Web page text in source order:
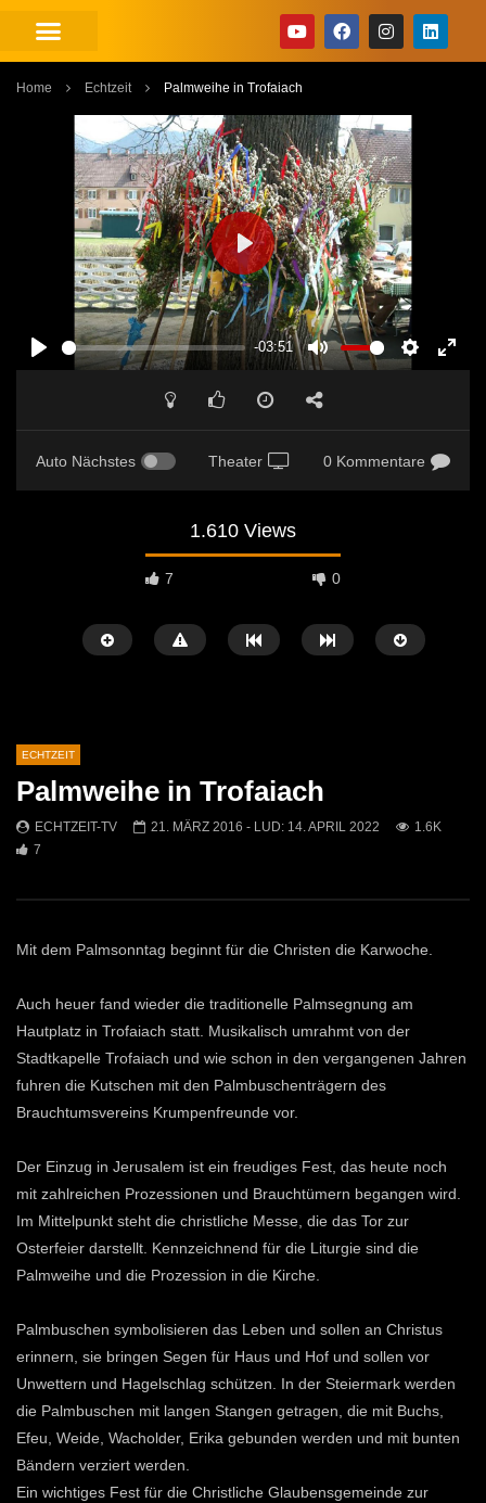
Home Echtzeit Palmweihe in Trofaiach
PLAY
-03:51
MUTE SETTINGS
PLAY
Auto Nächstes Theater 0 Kommentare
1.610 Views
7 0
„Spirituelle Reise“ Vocalensemble
ECHTZEIT-TV
18. NOVEMBER 2024
ECHTZEIT-TV
12.
ECHTZEIT
Palmweihe in Trofaiach
ECHTZEIT-TV 21. MÄRZ 2016 - LUD: 14. APRIL 2022
1.6K
7
Mit dem Palmsonntag beginnt für die Christen die Karwoche.
Auch heuer fand wieder die traditionelle Palmsegnung am
Hautplatz in Trofaiach statt. Musikalisch umrahmt von der
Stadtkapelle Trofaiach und wie schon in den vergangenen Jahren
fuhren die Kutschen mit den Palmbuschenträgern des
Brauchtumsvereins Krumpenfreunde vor.
Der Einzug in Jerusalem ist ein freudiges Fest, das heute noch
mit zahlreichen Prozessionen und Brauchtümern begangen wird.
Im Mittelpunkt steht die christliche Messe, die das Tor zur
Osterfeier darstellt. Kennzeichnend für die Liturgie sind die
Palmweihe und die Prozession in die Kirche.
Palmbuschen symbolisieren das Leben und sollen an Christus
erinnern, sie bringen Segen für Haus und Hof und sollen vor
Unwettern und Hagelschlag schützen. In der Steiermark werden
die Palmbuschen mit langen Stangen getragen, die mit Buchs,
Efeu, Weide, Wacholder, Erika gebunden werden und mit bunten
Bändern verziert werden.
Ein wichtiges Fest für die Christliche Glaubensgemeinde zur